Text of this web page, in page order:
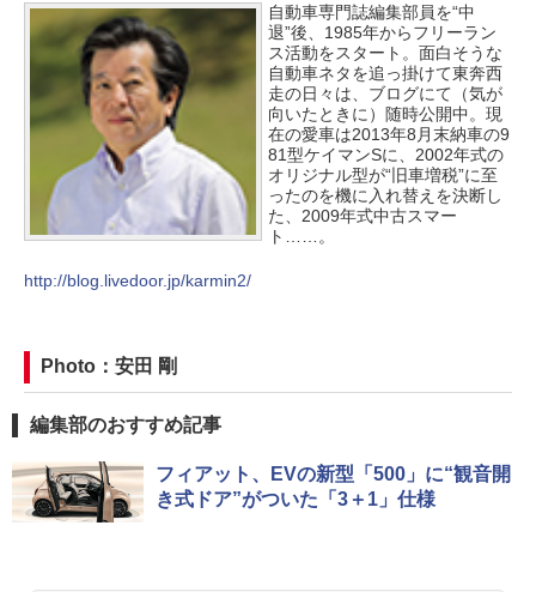
自動車専門誌編集部員を“中
退”後、1985年からフリーラン
ス活動をスタート。面白そうな
自動車ネタを追っ掛けて東奔西
走の日々は、ブログにて（気が
向いたときに）随時公開中。現
在の愛車は2013年8月末納車の9
81型ケイマンSに、2002年式の
オリジナル型が“旧車増税”に至
ったのを機に入れ替えを決断し
た、2009年式中古スマー
ト……。
http://blog.livedoor.jp/karmin2/
Photo：安田 剛
編集部のおすすめ記事
フィアット、EVの新型「500」に“観音開
き式ドア”がついた「3＋1」仕様